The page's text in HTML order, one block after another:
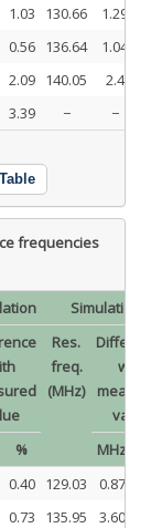
1.03 130.66 1.29
0.56 136.64 1.04
2.09 140.05 2.4
3.39 − −
frequencies
Simulation
Res.
freq.
(MHz)
with
value
% MHz
0.40 129.03 0.87
0.73 135.95 3.60